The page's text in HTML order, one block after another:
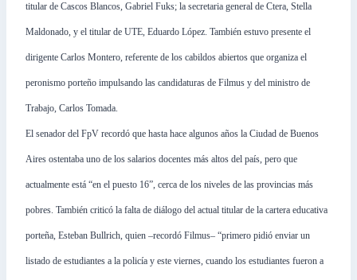
titular de Cascos Blancos, Gabriel Fuks; la secretaria general de Ctera, Stella
Maldonado, y el titular de UTE, Eduardo López. También estuvo presente el
dirigente Carlos Montero, referente de los cabildos abiertos que organiza el
peronismo porteño impulsando las candidaturas de Filmus y del ministro de
Trabajo, Carlos Tomada.
El senador del FpV recordó que hasta hace algunos años la Ciudad de Buenos
Aires ostentaba uno de los salarios docentes más altos del país, pero que
actualmente está “en el puesto 16”, cerca de los niveles de las provincias más
pobres. También criticó la falta de diálogo del actual titular de la cartera educativa
porteña, Esteban Bullrich, quien –recordó Filmus– “primero pidió enviar un
listado de estudiantes a la policía y este viernes, cuando los estudiantes fueron a